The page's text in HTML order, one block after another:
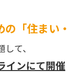
「住まい・
して、
インにて開催